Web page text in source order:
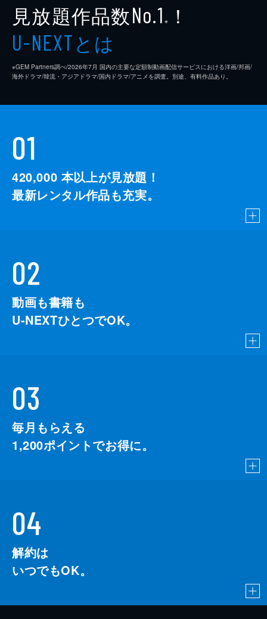
見放題作品数No.1 ※ ！
U-NEXTとは
※GEM Partners調べ/2026年7⽉ 国内の主要な定額制動画配信サービスにおける洋画/邦画/
海外ドラマ/韓流・アジアドラマ/国内ドラマ/アニメを調査。別途、有料作品あり。
01
420,000 本以上が見放題！
最新レンタル作品も充実。
02
動画も書籍も
U-NEXTひとつでOK。
03
毎月もらえる
1,200ポイントでお得に。
04
解約は
いつでもOK。